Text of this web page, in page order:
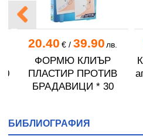
20.40 €/ 39.90 лв.
ФОРМЮ КЛИЪР
ПЛАСТИР ПРОТИВ
БРАДАВИЦИ * 30
БИБЛИОГРАФИЯ